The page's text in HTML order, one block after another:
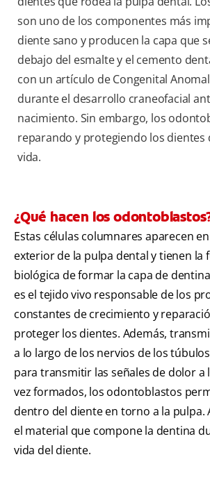
son uno de los componentes más
diente sano y producen la capa que
debajo del esmalte y el cemento
con un artículo de Congenital
durante el desarrollo craneofacial
nacimiento. Sin embargo, los
reparando y protegiendo los dientes
vida.
¿Qué hacen los
Estas células columnares aparecen
exterior de la pulpa dental y tienen la
biológica de formar la capa de
es el tejido vivo responsable de los
constantes de crecimiento y
proteger los dientes. Además,
a lo largo de los nervios de los
para transmitir las señales de dolor a
vez formados, los odontoblastos
dentro del diente en torno a la pulpa.
el material que compone la dentina
vida del diente.